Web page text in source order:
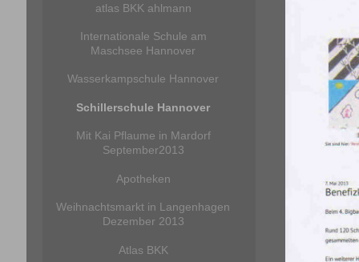
atlas BKK ahlmann
Internationale Schule am
Maschsee Hannover
Wasserkampschule Hannover
Schillerschule Hannover
Mit Kai Pflaume in Mardorf
September2013
Apotheken
Weihnachtsmarkt in Langenhagen
Dezember 2013
Atlas BKK